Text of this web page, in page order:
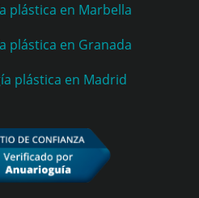
plástica en Marbella
plástica en Granada
plástica en Madrid